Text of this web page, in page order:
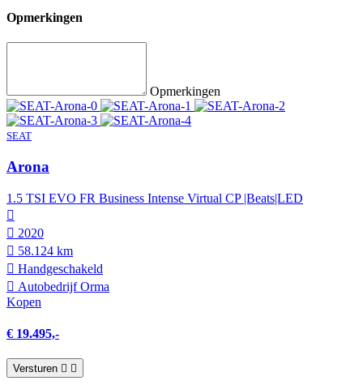
Opmerkingen
Opmerkingen
SEAT
Arona
1.5 TSI EVO FR Business Intense Virtual CP |Beats|LED
2020
58.124 km
Hand­geschakeld
Autobedrijf Orma
Kopen
€ 19.495,-
Versturen